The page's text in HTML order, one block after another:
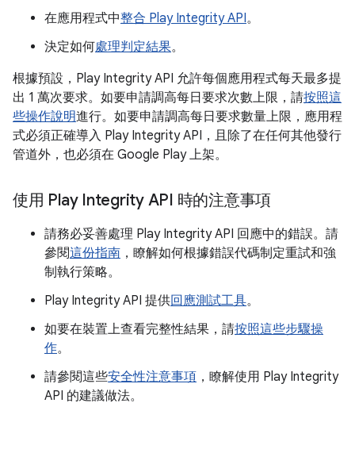
在應用程式中整合 Play Integrity API。
決定如何處理判定結果。
根據預設，Play Integrity API 允許每個應用程式每天最多提
出 1 萬次要求。如要申請調高每日要求次數上限，請按照這
些操作說明進行。如要申請調高每日要求數量上限，應用程
式必須正確導入 Play Integrity API，且除了在任何其他發行
管道外，也必須在 Google Play 上架。
使用 Play Integrity API 時的注意事項
請務必妥善處理 Play Integrity API 回應中的錯誤。請
參閱這份指南 ，瞭解如何根據錯誤代碼制定重試和強
制執行策略。
Play Integrity API 提供回應測試工具。
如要在裝置上查看完整性結果，請按照這些步驟操
作。
請參閱這些安全性注意事項 ，瞭解使用 Play Integrity
API 的建議做法。